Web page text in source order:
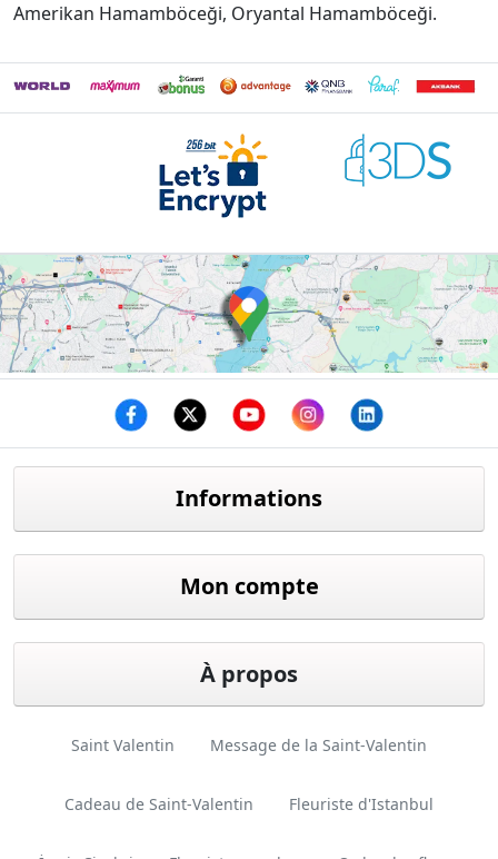
Amerikan Hamamböceği, Oryantal Hamamböceği.
Informations
Mon compte
À propos
Saint Valentin Message de la Saint-Valentin
Cadeau de Saint-Valentin Fleuriste d'Istanbul